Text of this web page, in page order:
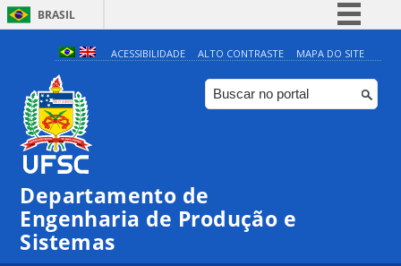
BRASIL
Simplifique!
Comunica BR
Participe
ACESSIBILIDADE ALTO CONTRASTE MAPA DO SITE
Departamento de
Engenharia de Produção e
Sistemas